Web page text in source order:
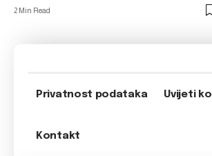
2 Min Read
Privatnost podataka Uvijeti
Kontakt